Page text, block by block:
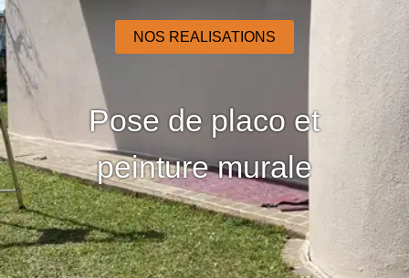
NOS REALISATIONS
Pose de placo et
peinture murale